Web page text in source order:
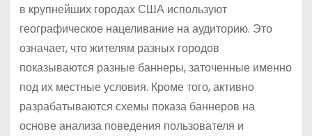
в крупнейших городах США используют
географическое нацеливание на аудиторию. Это
означает, что жителям разных городов
показываются разные баннеры, заточенные именно
под их местные условия. Кроме того, активно
разрабатываются схемы показа баннеров на
основе анализа поведения пользователя и